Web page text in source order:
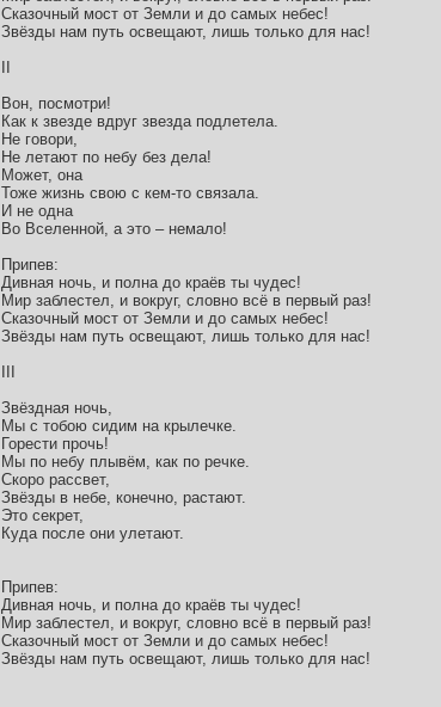
Сказочный мост от Земли и до самых небес!
Звёзды нам путь освещают, лишь только для нас!
Вон, посмотри!
Как к звезде вдруг звезда подлетела.
Не говори,
Не летают по небу без дела!
Может, она
Тоже жизнь свою с кем-то связала.
И не одна
Во Вселенной, а это – немало!
Припев:
Дивная ночь, и полна до краёв ты чудес!
Мир заблестел, и вокруг, словно всё в первый раз!
Сказочный мост от Земли и до самых небес!
Звёзды нам путь освещают, лишь только для нас!
Звёздная ночь,
Мы с тобою сидим на крылечке.
Горести прочь!
Мы по небу плывём, как по речке.
Скоро рассвет,
Звёзды в небе, конечно, растают.
Это секрет,
Куда после они улетают.
Припев:
Дивная ночь, и полна до краёв ты чудес!
Мир заблестел, и вокруг, словно всё в первый раз!
Сказочный мост от Земли и до самых небес!
Звёзды нам путь освещают, лишь только для нас!